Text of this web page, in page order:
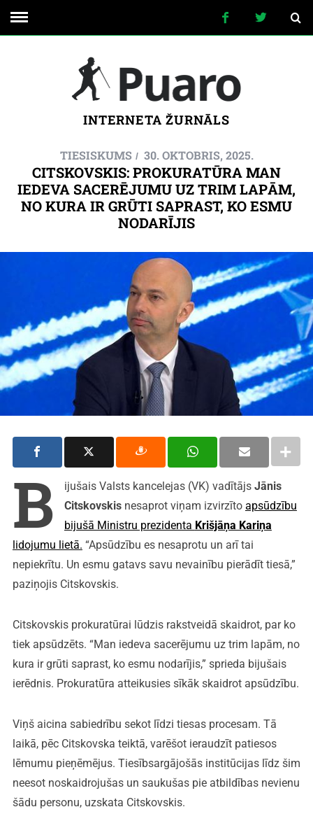
INTERNETA ŽURNĀLS
TIESISKUMS 30. OKTOBRIS, 2025.
CITSKOVSKIS: PROKURATŪRA MAN
IEDEVA SACERĒJUMU UZ TRIM LAPĀM,
NO KURA IR GRŪTI SAPRAST, KO ESMU
NODARĪJIS
B ijušais Valsts kancelejas (VK) vadītājs Jānis
Citskovskisnesaprot viņam izvirzīto apsūdzību
bijušā Ministru prezidenta Krišjāņa Kariņa
lidojumu lietā. “Apsūdzību es nesaprotu un arī tai
nepiekrītu. Un esmu gatavs savu nevainību pierādīt tiesā,”
paziņojis Citskovskis.
Citskovskis prokuratūrai lūdzis rakstveidā skaidrot, par ko
tiek apsūdzēts. “Man iedeva sacerējumu uz trim lapām, no
kura ir grūti saprast, ko esmu nodarījis,” sprieda bijušais
ierēdnis. Prokuratūra atteikusies sīkāk skaidrot apsūdzību.
Viņš aicina sabiedrību sekot līdzi tiesas procesam. Tā
laikā, pēc Citskovska teiktā, varēšot ieraudzīt patiesos
lēmumu pieņēmējus. Tiesībsargājošās institūcijas līdz šim
neesot noskaidrojušas un saukušas pie atbildības nevienu
šādu personu, uzskata Citskovskis.